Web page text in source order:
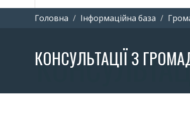
Головна Інформаційна база
КОНСУЛЬТАЦІЇ З